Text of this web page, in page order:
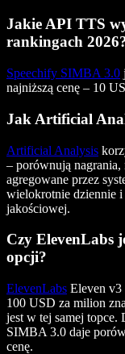
Jakie API TTS
rankingach
Speechify SIMBA 3.0
najniższą cenę – 10
Jak Artificial
Artificial Analysis
– porównują
agregowane przez
wielokrotnie dziennie
jakościowej.
Czy ElevenLabs
opcji?
ElevenLabs Eleven v3
100 USD za milion
jest w tej samej topce.
SIMBA 3.0 daje
cenę.